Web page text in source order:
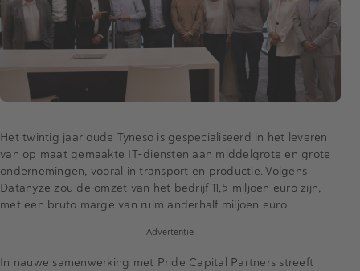
Het twintig jaar oude Tyneso is gespecialiseerd in het leveren
van op maat gemaakte IT-diensten aan middelgrote en grote
ondernemingen, vooral in transport en productie. Volgens
Datanyze zou de omzet van het bedrijf 11,5 miljoen euro zijn,
met een bruto marge van ruim anderhalf miljoen euro.
Advertentie
In nauwe samenwerking met Pride Capital Partners streeft